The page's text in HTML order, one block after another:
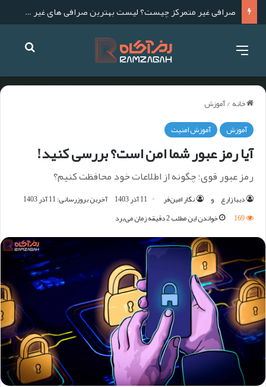
صرافی غیر متمرکز چیست؟ لیست بهترین صرافی های غیر متمرکز برای ایرانیان
خانه/آموزش
آموزش
آموزش امنیت
آیا رمز عبور شما امن است؟ بررسی کنید!
رمز عبور قوی؛ چگونه از اطلاعات خود محافظت کنیم؟
دیبا زارع و نگار امین‌فر 11 آذر 1403
آخرین بروزرسانی: 11 آذر 1403
169
خواندن این مطلب 2 دقیقه زمان می‌برد